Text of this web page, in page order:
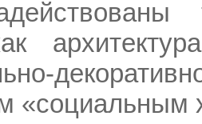
«социальным